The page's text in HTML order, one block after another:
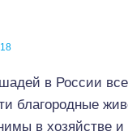
в России
благородные
в хозяйстве и